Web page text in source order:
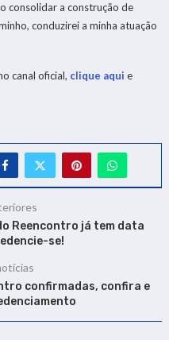
consolidar a construção de
conduzirei a minha atuação
canal oficial, clique aqui e
Reencontro já tem data
se!
confirmadas, confira e